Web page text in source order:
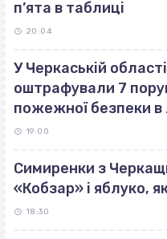
п’ята в таблиці
20:04
У Черкаській
оштрафували 7
пожежної безпеки в
19:00
Симиренки з
«Кобзар» і яблуко,
18:30